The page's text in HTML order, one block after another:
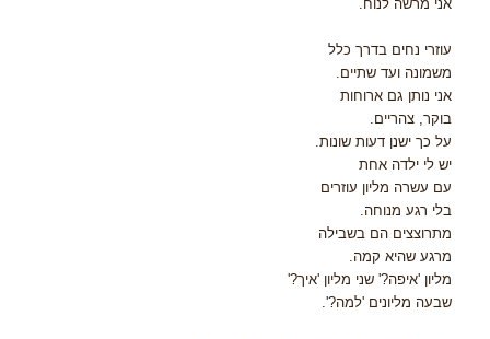
אני מרשה לנוח.
עוזרי נחים בדרך כלל
משמונה ועד שתיים.
אני נותן גם ארוחות
בוקר, צהריים.
על כך ישנן דעות שונות.
יש לי ילדה אחת
עם עשרה מליון עוזרים
בלי רגע מנוחה.
מתרוצצים הם בשבילה
מרגע שהיא קמה.
מליון 'איפה?' שני מליון 'איך?'
שבעה מליונים 'למה?'.